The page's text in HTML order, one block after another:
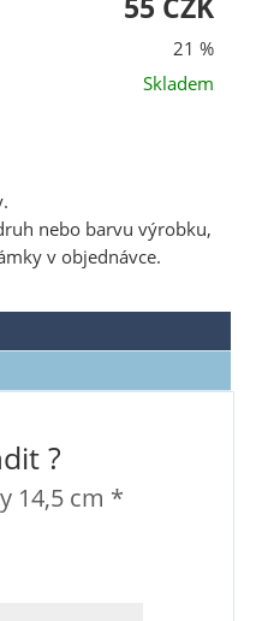
21 %
Skladem
nebo barvu výrobku,
v objednávce.
?
14,5 cm *